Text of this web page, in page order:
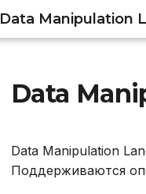
Data Manipulation
Data
Data Manipulation
Поддерживаются